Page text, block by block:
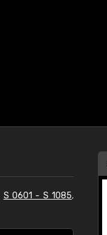
S 0601 - S 1085,